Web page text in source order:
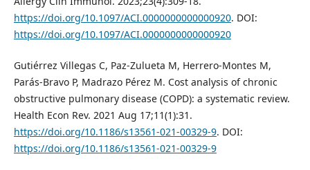
https://doi.org/10.1097/ACI.0000000000000920. DOI:
https://doi.org/10.1097/ACI.0000000000000920
Gutiérrez Villegas C, Paz-Zulueta M, Herrero-Montes M,
Parás-Bravo P, Madrazo Pérez M. Cost analysis of chronic
obstructive pulmonary disease (COPD): a systematic review.
Health Econ Rev. 2021 Aug 17;11(1):31.
https://doi.org/10.1186/s13561-021-00329-9. DOI:
https://doi.org/10.1186/s13561-021-00329-9